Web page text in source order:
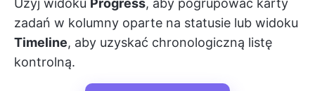
Użyj widoku Progress, aby pogrupować karty
zadań w kolumny oparte na statusie lub widoku
Timeline, aby uzyskać chronologiczną listę
kontrolną.